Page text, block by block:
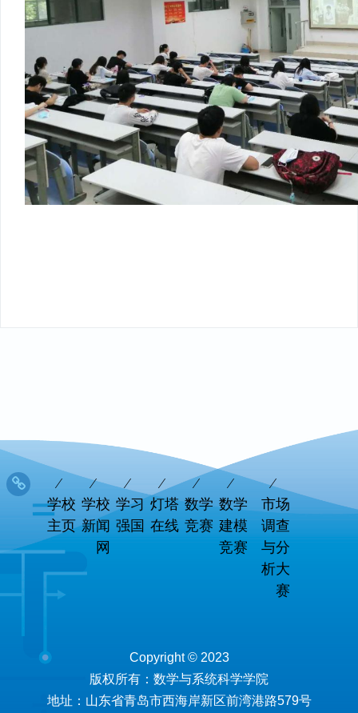
学校
主页
学校
新闻
网
学习
强国
灯塔
在线
数学
竞赛
数学
建模
竞赛
市场
调查
与分
析大
赛
Copyright © 2023
版权所有：数学与系统科学学院
地址：山东省青岛市西海岸新区前湾港路579号